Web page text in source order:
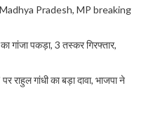
Madhya Pradesh,MP breaking
गांजा पकड़ा, 3 तस्कर गिरफ्तार,
राहुल गांधी का बड़ा दावा, भाजपा ने